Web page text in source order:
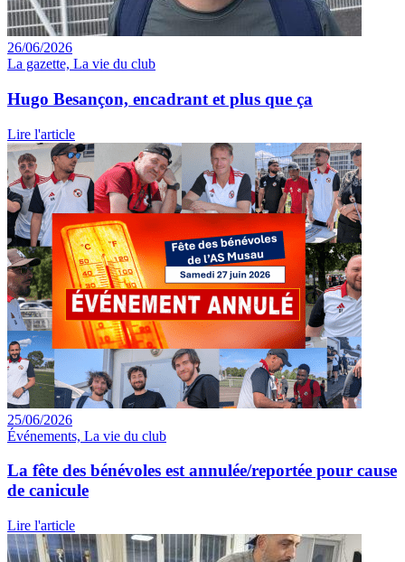
26/06/2026
La gazette, La vie du club
Hugo Besançon, encadrant et plus que ça
Lire l'article
25/06/2026
Événements, La vie du club
La fête des bénévoles est annulée/reportée pour cause
de canicule
Lire l'article